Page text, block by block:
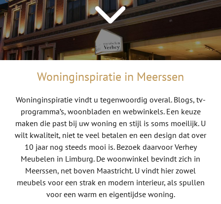
Woninginspiratie in Meerssen
Woninginspiratie vindt u tegenwoordig overal. Blogs, tv-
programma’s, woonbladen en webwinkels. Een keuze
maken die past bij uw woning en stijl is soms moeilijk. U
wilt kwaliteit, niet te veel betalen en een design dat over
10 jaar nog steeds mooi is. Bezoek daarvoor Verhey
Meubelen in Limburg. De woonwinkel bevindt zich in
Meerssen, net boven Maastricht. U vindt hier zowel
meubels voor een strak en modern interieur, als spullen
voor een warm en eigentijdse woning.